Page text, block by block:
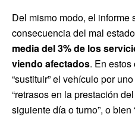
Del mismo modo, el informe
consecuencia del mal
media del 3% de los
viendo afectados. En
“sustituir” el vehículo por
“retrasos en la prestación
siguiente día o turno”, o